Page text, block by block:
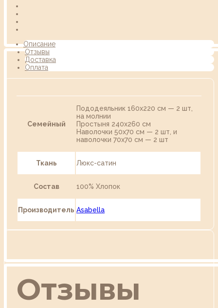
Описание
Отзывы
Доставка
Оплата
Семейный
Пододеяльник 160х220 см — 2 шт,
на молнии
Простыня 240х260 см
Наволочки 50х70 см — 2 шт, и
наволочки 70х70 см — 2 шт
Ткань Люкс-сатин
Состав 100% Хлопок
Производитель Asabella
Отзывы